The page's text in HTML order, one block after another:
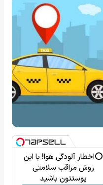
⭕️اخطار آلودگی هوا! با این
روش مراقب سلامتی
پوستتون باشید